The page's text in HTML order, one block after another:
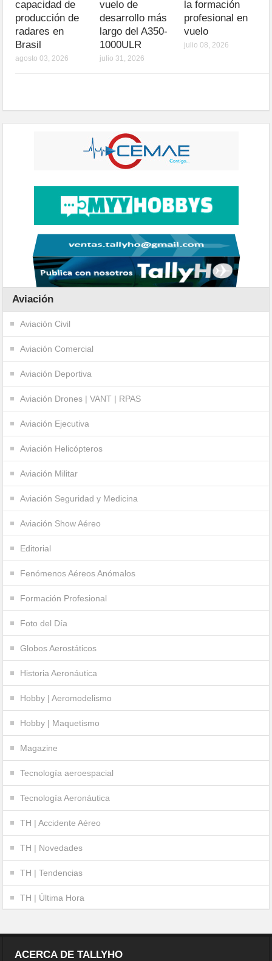
capacidad de
producción de
radares en
Brasil
agosto 03, 2026
vuelo de
desarrollo más
largo del A350-
1000ULR
julio 31, 2026
la formación
profesional en
vuelo
julio 08, 2026
Aviación
Aviación Civil
Aviación Comercial
Aviación Deportiva
Aviación Drones | VANT | RPAS
Aviación Ejecutiva
Aviación Helicópteros
Aviación Militar
Aviación Seguridad y Medicina
Aviación Show Aéreo
Editorial
Fenómenos Aéreos Anómalos
Formación Profesional
Foto del Día
Globos Aerostáticos
Historia Aeronáutica
Hobby | Aeromodelismo
Hobby | Maquetismo
Magazine
Tecnología aeroespacial
Tecnología Aeronáutica
TH | Accidente Aéreo
TH | Novedades
TH | Tendencias
TH | Última Hora
ACERCA DE TALLYHO